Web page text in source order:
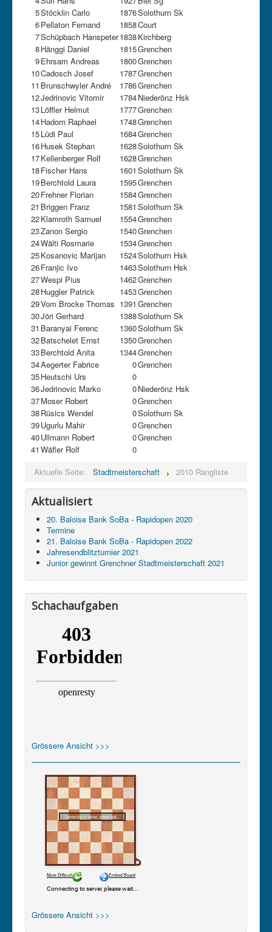
5Stöcklin Carlo 1876Solothurn Sk
6Pellaton Fernand 1858Court
7Schüpbach Hanspeter1838Kirchberg
8Hänggi Daniel 1815Grenchen
9Ehrsam Andreas 1800Grenchen
10Cadosch Josef 1787Grenchen
11 Brunschwyler André 1786Grenchen
12Jedrinovic Vitomir 1784Niederönz Hsk
13Löffler Helmut 1777Grenchen
14Hadorn Raphael 1748Grenchen
15Lüdi Paul 1684Grenchen
16Husek Stephan 1628Solothurn Sk
17Kellenberger Rolf 1628Grenchen
18Fischer Hans 1601 Solothurn Sk
19Berchtold Laura 1595Grenchen
20Frehner Florian 1584Grenchen
21 Briggen Franz 1581 Solothurn Sk
22Klamroth Samuel 1554Grenchen
23Zanon Sergio 1540Grenchen
24Wälti Rosmarie 1534Grenchen
25Kosanovic Marijan 1524Solothurn Hsk
26Franjic Ivo 1463Solothurn Hsk
27Wespi Pius 1462Grenchen
28Huggler Patrick 1453Grenchen
29Vom Brocke Thomas 1391 Grenchen
30Jöri Gerhard 1388Solothurn Sk
31 Baranyai Ferenc 1360Solothurn Sk
32Batschelet Ernst 1350Grenchen
33Berchtold Anita 1344Grenchen
34Aegerter Fabrice 0Grenchen
35Heutschi Urs
0
36Jedrinovic Marko 0Niederönz Hsk
37Moser Robert 0Grenchen
38Rüsics Wendel 0Solothurn Sk
39Ugurlu Mahir 0Grenchen
40Ullmann Robert 0Grenchen
41 Wäfler Rolf
0
Aktuelle Seite:
Stadtmeisterschaft 2010 Rangliste
Aktualisiert
20. Baloise Bank SoBa - Rapidopen 2020
Termine
21. Baloise Bank SoBa - Rapidopen 2022
Jahresendblitzturnier 2021
Junior gewinnt Grenchner Stadtmeisterschaft 2021
Schachaufgaben
Grössere Ansicht >>>
Grössere Ansicht >>>